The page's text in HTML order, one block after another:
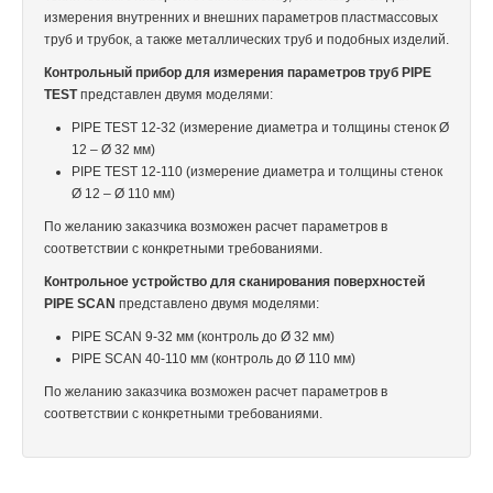
Установка для парообработки
Сервис экструзионных установок
Изготовление деталей
Конструирование
Контакт
Datenschutz
измерения внутренних и внешних параметров пластмассовых
труб и трубок, а также металлических труб и подобных изделий.
Контрольный прибор для измерения параметров труб PIPE
TESTпредставлен двумя моделями:
PIPE TEST 12-32 (измерение диаметра и толщины стенок Ø
12 – Ø 32 мм)
PIPE TEST 12-110 (измерение диаметра и толщины стенок
Ø 12 – Ø 110 мм)
По желанию заказчика возможен расчет параметров в
соответствии с конкретными требованиями.
Контрольное устройство для сканирования поверхностей
PIPE SCAN представлено двумя моделями:
PIPE SCAN 9-32 мм (контроль до Ø 32 мм)
PIPE SCAN 40-110 мм (контроль до Ø 110 мм)
По желанию заказчика возможен расчет параметров в
соответствии с конкретными требованиями.